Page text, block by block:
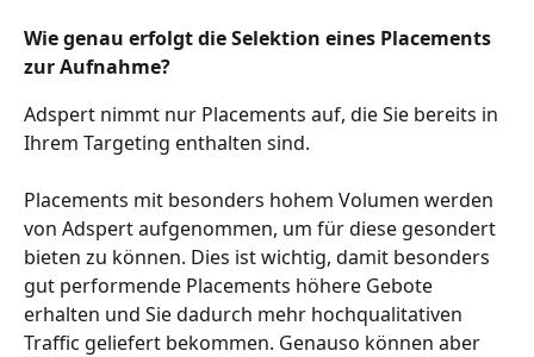
Wie genau erfolgt die Selektion eines Placements
zur Aufnahme?
Adspert nimmt nur Placements auf, die Sie bereits in
Ihrem Targeting enthalten sind.
Placements mit besonders hohem Volumen werden
von Adspert aufgenommen, um für diese gesondert
bieten zu können. Dies ist wichtig, damit besonders
gut performende Placements höhere Gebote
erhalten und Sie dadurch mehr hochqualitativen
Traffic geliefert bekommen. Genauso können aber